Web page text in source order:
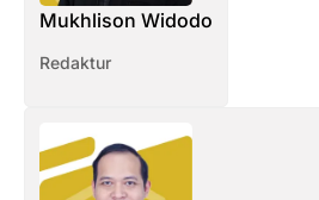
Mukhlison Widodo
Redaktur